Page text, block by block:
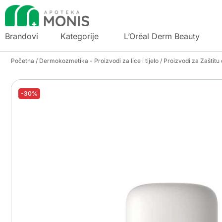
Brandovi Kategorije L’Oréal Derm Beauty
Početna / Dermokozmetika - Proizvodi za lice i tijelo / Proizvodi za Zaštitu
-30%